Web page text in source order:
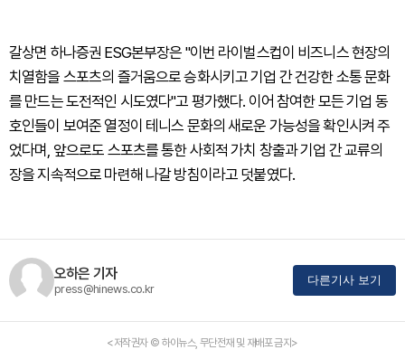
갈상면 하나증권 ESG본부장은 "이번 라이벌스컵이 비즈니스 현장의
치열함을 스포츠의 즐거움으로 승화시키고 기업 간 건강한 소통 문화
를 만드는 도전적인 시도였다"고 평가했다. 이어 참여한 모든 기업 동
호인들이 보여준 열정이 테니스 문화의 새로운 가능성을 확인시켜 주
었다며, 앞으로도 스포츠를 통한 사회적 가치 창출과 기업 간 교류의
장을 지속적으로 마련해 나갈 방침이라고 덧붙였다.
오하은 기자
press@hinews.co.kr
다른기사 보기
<저작권자 © 하이뉴스, 무단전재 및 재배포 금지>